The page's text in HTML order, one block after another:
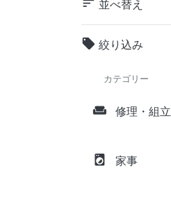
sort 並べ替え
local_offer 絞り込み
カテゴリー
weekend 修理・組立
local_laundry_service 家事